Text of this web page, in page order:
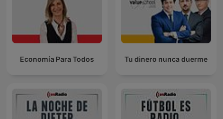
Economía Para Todos Tu dinero nunca duerme